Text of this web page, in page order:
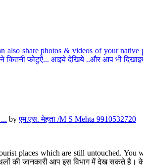
share photos & videos of your
कितनी फोटुऐं... आइये देखिये ..और आप भी
byएम.एस. मेहता /M S Mehta 9910532720
places which are still untouched.
की जानकारी आप इस विभाग में देख सकते